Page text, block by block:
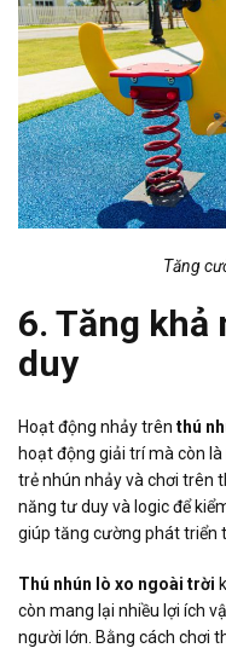
Tăng
6. Tăng khả
duy
Hoạt động nhảy trên thú
hoạt động giải trí mà còn
trẻ nhún nhảy và chơi trên
năng tư duy và logic để
giúp tăng cường phát triển
Thú nhún lò xo ngoài trời
còn mang lại nhiều lợi ích
người lớn. Bằng cách chơi